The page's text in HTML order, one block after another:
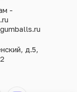
-
д.5,